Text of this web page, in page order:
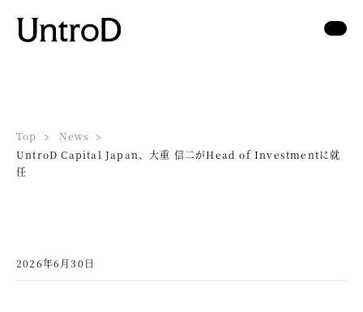
Top
News
UntroD Capital Japan、大重 信二がHead of Investmentに就
任
2026年6月30日